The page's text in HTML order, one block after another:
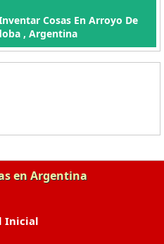
Cosas En Arroyo De
, Argentina
en Argentina
Inicial